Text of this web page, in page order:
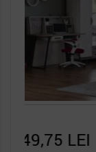
5.298,00